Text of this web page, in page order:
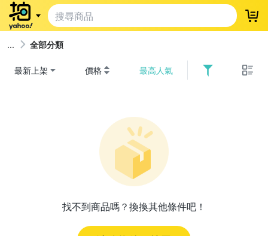
登
全部分類
最新上架 價格 最高人氣
找不到商品嗎？換換其他條件吧！